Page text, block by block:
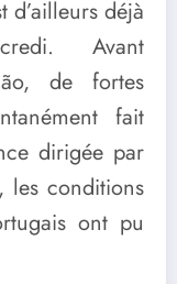
d’ailleurs déjà
Avant
de fortes
fait
dirigée par
les conditions
ont pu